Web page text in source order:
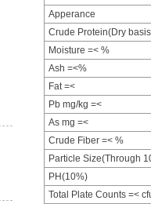
Apperance
Crude Protein(Dry
Moisture =< %
Ash =<%
Fat =<
Pb mg/kg =<
As mg =<
Crude Fiber =< %
Particle Size(Through
PH(10%)
Total Plate Counts =<